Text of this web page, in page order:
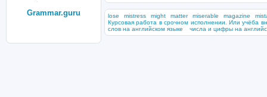
Grammar.guru
lose mistress might matter miserable magazine
Курсовая работа в срочном исполнении. Или учёба
слов на английском языке
числа и цифры на